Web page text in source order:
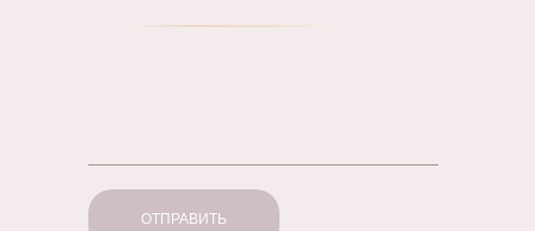
ОТПРАВИТЬ